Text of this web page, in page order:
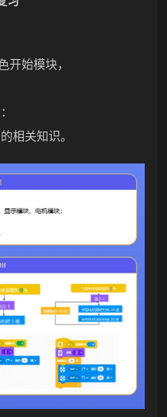
始模块，
相关知识。